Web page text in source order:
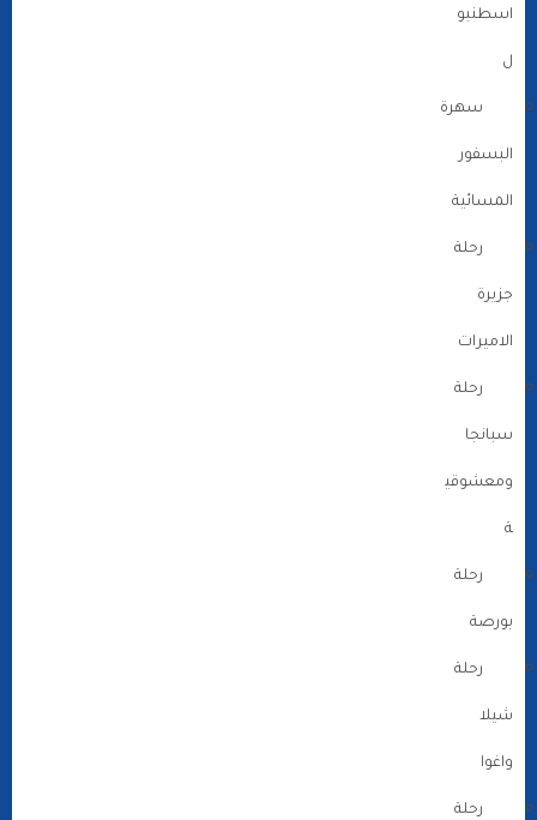
اسطنبو
ل
سهرة
البسفور
المسائية
رحلة
جزيرة
الاميرات
رحلة
سبانجا
ومعشوقي
ة
رحلة
بورصة
رحلة
شيلا
واغوا
رحلة